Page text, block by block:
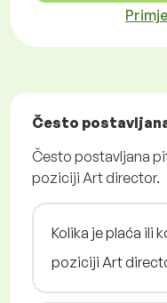
Često
Često postavljana
poziciji Art director.
Kolika je plaća ili
poziciji Art